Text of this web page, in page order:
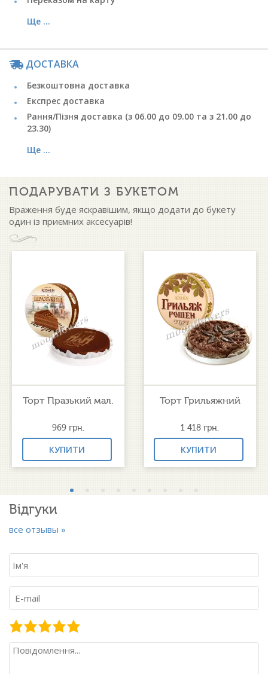
Ще ...
ДОСТАВКА
Безкоштовна доставка
Експрес доставка
Рання/Пізня доставка (з 06.00 до 09.00 та з 21.00 до
23.30)
Ще ...
ПОДАРУВАТИ З БУКЕТОМ
Враження буде яскравішим, якщо додати до букету
один із приємних аксесуарів!
Торт Празький мал.
969 грн.
КУПИТИ
Торт Грильяжний
1 418грн.
КУПИТИ
Відгуки
все отзывы »